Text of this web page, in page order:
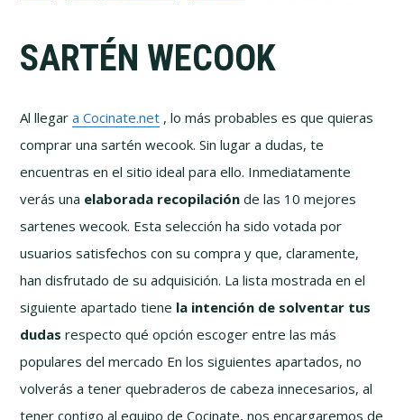
SARTÉN WECOOK
Al llegara Cocinate.net , lo más probables es que quieras
comprar una sartén wecook. Sin lugar a dudas, te
encuentras en el sitio ideal para ello. Inmediatamente
verás una elaborada recopilación de las 10 mejores
sartenes wecook. Esta selección ha sido votada por
usuarios satisfechos con su compra y que, claramente,
han disfrutado de su adquisición. La lista mostrada en el
siguiente apartado tiene la intención de solventar tus
dudas respecto qué opción escoger entre las más
populares del mercado En los siguientes apartados, no
volverás a tener quebraderos de cabeza innecesarios, al
tener contigo al equipo de Cocinate, nos encargaremos de